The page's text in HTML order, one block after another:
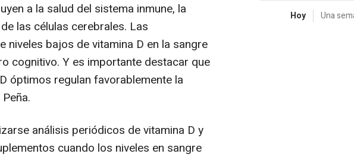
a la salud del sistema inmune, la
las células cerebrales. Las
niveles bajos de vitamina D en la sangre
cognitivo. Y es importante destacar que
óptimos regulan favorablemente la
análisis periódicos de vitamina D y
cuando los niveles en sangre
Hoy Una